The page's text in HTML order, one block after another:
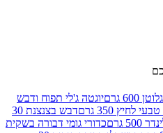
יוגטה ג'לי תפוח ודבש
דבש בצנצנת 30
כדורי גומי דבורה בשקית